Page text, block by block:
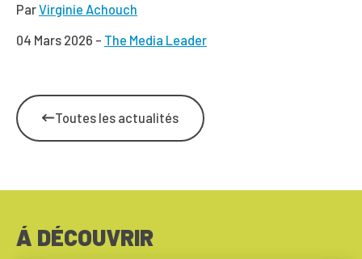
ParVirginie Achouch
04 Mars 2026 – The Media Leader
Toutes les actualités
Á DÉCOUVRIR